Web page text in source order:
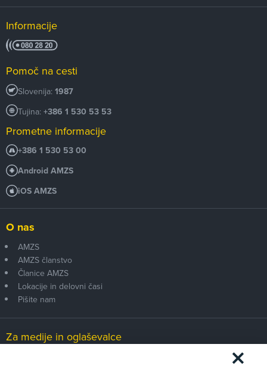
Informacije
Pomoč na cesti
Slovenija: 1987
Tujina: +386 1 530 53 53
Prometne informacije
+386 1 530 53 00
Android AMZS
iOS AMZS
O nas
AMZS
AMZS članstvo
Članice AMZS
Lokacije in delovni časi
Pišite nam
Za medije in oglaševalce